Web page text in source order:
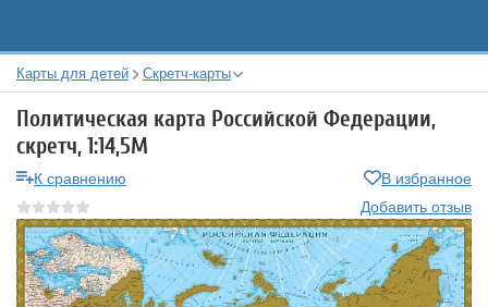
Карты для детей Скретч-карты
Политическая карта Российской Федерации,
скретч, 1:14,5М
К сравнению
В избранное
Добавить отзыв